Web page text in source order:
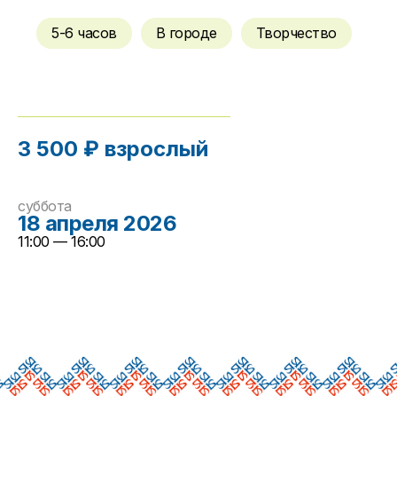
5-6 часов В городе Творчество
3 500 ₽ взрослый
суббота
18 апреля 2026
11:00 — 16:00